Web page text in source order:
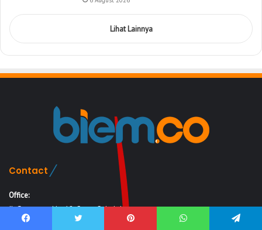
Lihat Lainnya
Contact
Office:
Jl. Gagunung No. 12, Curug Sekolah,
Bagendung, Kota Cilegon,